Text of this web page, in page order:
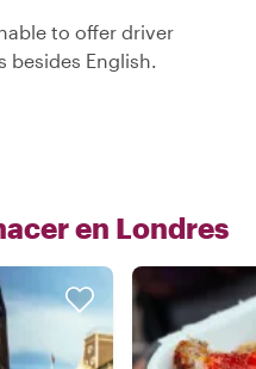
to offer driver
English.
en Londres